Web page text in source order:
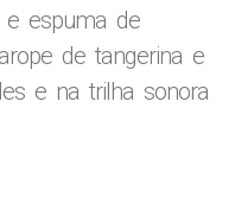
e espuma de
de tangerina e
e na trilha sonora